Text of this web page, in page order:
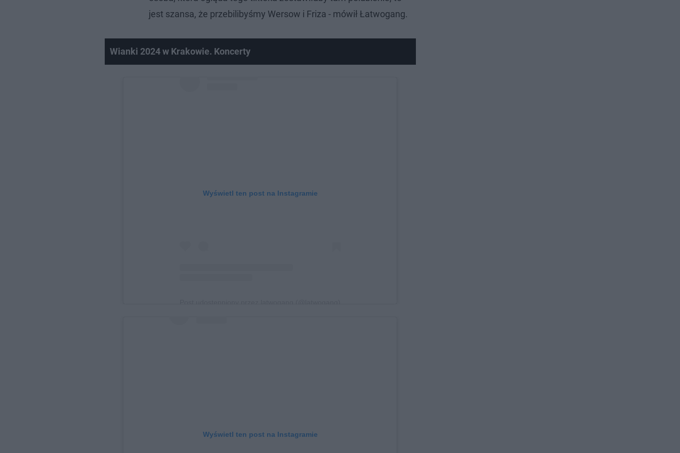
jest szansa, że przebilibyśmy Wersow i Friza - mówił Łatwogang.
Wianki 2024 w Krakowie. Koncerty
Wyświetl ten post na Instagramie
Wyświetl ten post na Instagramie